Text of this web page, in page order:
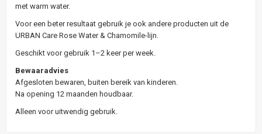
met warm water.
Voor een beter resultaat gebruik je ook andere producten uit de
URBAN Care Rose Water & Chamomile-lijn.
Geschikt voor gebruik 1–2 keer per week.
Bewaaradvies
Afgesloten bewaren, buiten bereik van kinderen.
Na opening 12 maanden houdbaar.
Alleen voor uitwendig gebruik.